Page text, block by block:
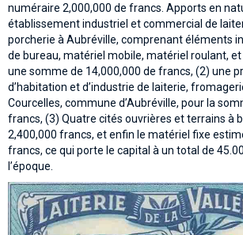
numéraire 2,000,000 de francs. Apports en
établissement industriel et commercial de
porcherie à Aubréville, comprenant éléments
de bureau, matériel mobile, matériel roulant,
une somme de 14,000,000 de francs, (2) une
d’habitation et d’industrie de laiterie,
Courcelles, commune d’Aubréville, pour la
francs, (3) Quatre cités ouvrières et terrains à
2,400,000 francs, et enfin le matériel fixe
francs, ce qui porte le capital à un total de
l’époque.